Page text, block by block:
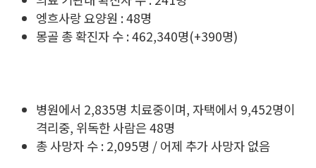
엥흐사랑 요양원 : 48명
몽골 총 확진자 수 : 462,340명(+390명)
병원에서 2,835명 치료중이며, 자택에서 9,452명이
격리중, 위독한 사람은 48명
총 사망자 수 : 2,095명 / 어제 추가 사망자 없음